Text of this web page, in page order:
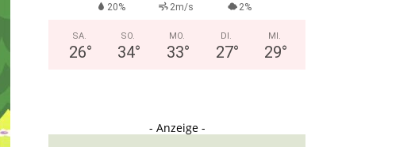
20% 2m/s 2%
SA.
26°
SO.
34°
MO.
33°
DI.
27°
MI.
29°
- Anzeige -